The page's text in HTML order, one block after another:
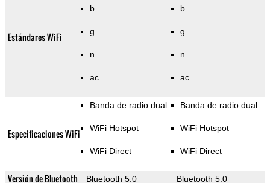
Estándares WiFi
b
g
n
ac
b
g
n
ac
Especificaciones WiFi
Banda de radio dual
WiFi Hotspot
WiFi Direct
Banda de radio dual
WiFi Hotspot
WiFi Direct
Versión de Bluetooth Bluetooth 5.0 Bluetooth 5.0